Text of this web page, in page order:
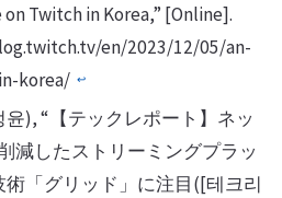
Twitch in Korea,” [Online].
en/2023/12/05/an-
korea/ ↩
윤), “【テックレポート】ネッ
減したストリーミングプラッ
術「グリッド」に注目([테크리